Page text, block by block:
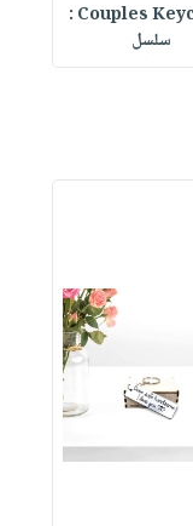
Couples Keychain :
سلسل